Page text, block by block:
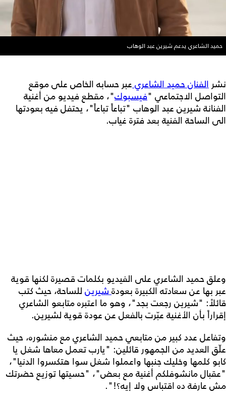
حميد الشاعري يدعم شيرين عبد الوهاب
نشر الفنان حميد الشاعريعبر حسابه الخاص على موقع
التواصل الاجتماعي "فيسبوك"، مقطع فيديو من أغنية
الفنانة شيرين عبد الوهاب "تباعاً تباعاً"، يحتفل فيه بعودتها
الى الساحة الفنية بعد فترة غياب.
وعلق حميد الشاعري على الفيديو بكلمات قصيرة لكنها قوية
عبر بها عن سعادته الكبيرة بعودةشيرين للساحة، حيث كتب
قائلاً: "شيرين رجعت بجد"، وهو ما اعتبره متابعو الشاعري
إقراراً بأن الأغنية عبّرت بالفعل عن عودة قوية لشيرين.
وتفاعل عدد كبير من متابعي حميد الشاعري مع منشوره، حيث
علّق العديد من الجمهور قائلين: "يارب تعمل معاها شغل يا
كابو كلمها وخليك جنبها واعملوا شغل سوا هتكسروا الدنيا"،
"عقبال مانشوفلكم أغنية مع بعض"، "حسيتها توزيع حضرتك
مش عارفة ده اقتباس ولا إيه؟!".